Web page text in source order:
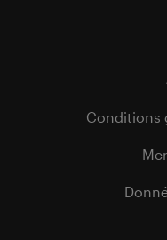
Conditions